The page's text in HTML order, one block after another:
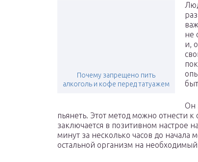
Почему запрещено пить
алкоголь и кофе перед татуажем
не
и,
Он
пьянеть. Этот метод можно отнести
заключается в позитивном настрое
минут за несколько часов до начала
остальной организм на необходимый